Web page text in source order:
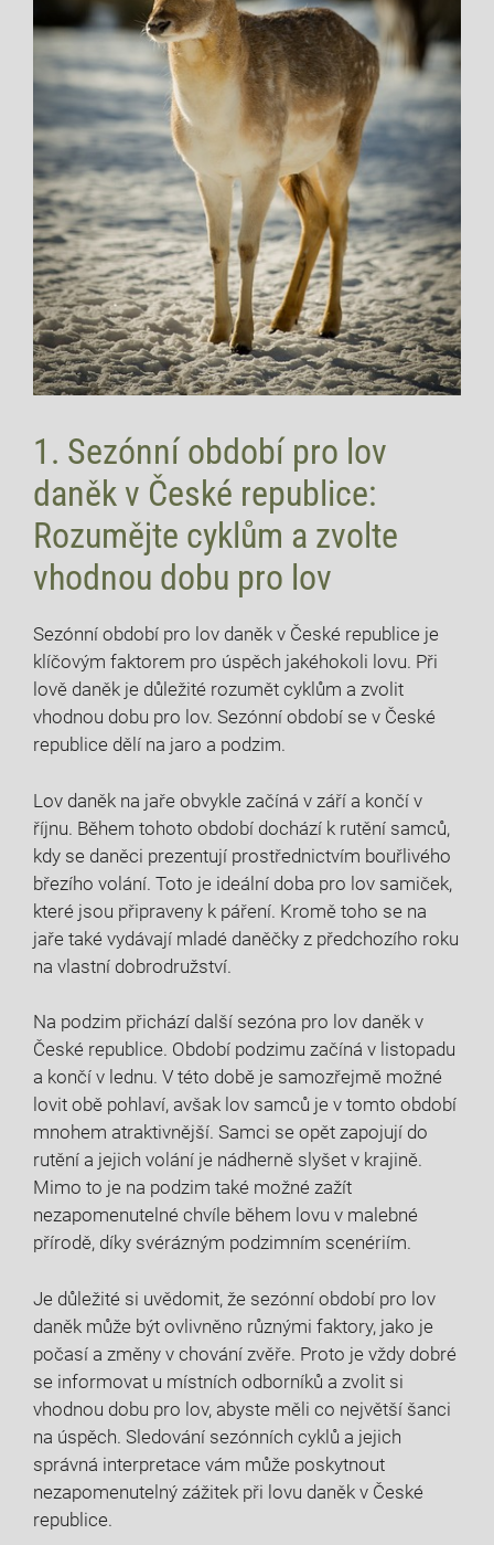
1. Sezónní období pro lov
daněk v České republice:
Rozumějte cyklům a zvolte
⁣vhodnou dobu pro lov
Sezónní období pro lov ⁤daněk v České republice je
klíčovým faktorem pro úspěch jakéhokoli lovu. Při
lově daněk ​je důležité rozumět cyklům a zvolit
vhodnou dobu pro lov. Sezónní období se v České
‌republice dělí na jaro a podzim.
Lov daněk na jaře obvykle začíná⁣ v ​září a končí ⁤v
říjnu. Během tohoto období dochází k rutění⁤ samců,
kdy⁣ se daněci⁢ prezentují prostřednictvím bouřlivého‌
březího volání. Toto‌ je ideální doba pro lov samiček, ​
které jsou připraveny k páření. Kromě toho se na
jaře také ⁤vydávají mladé daněčky z předchozího⁢ roku⁣
na vlastní dobrodružství.
Na podzim přichází ‍další⁣ sezóna pro lov daněk v
České republice. Období‌ podzimu začíná v listopadu
a končí ‌v lednu. V této době‌ je samozřejmě možné
‍lovit obě pohlaví, avšak lov samců je v⁣ tomto období
⁢mnohem atraktivnější. Samci se opět‍ zapojují ⁤do
rutění a jejich volání⁣ je nádherně ​slyšet ⁤v krajině.
Mimo to⁤ je na podzim také možné zažít
⁢nezapomenutelné​ chvíle během lovu v malebné
přírodě,‍ díky svérázným ​podzimním scenériím.
Je ‌důležité si uvědomit, že sezónní období pro lov
daněk může být⁤ ovlivněno různými faktory, jako je
počasí a změny ⁢v chování zvěře. Proto je vždy dobré
se informovat u místních odborníků ‌a zvolit si
vhodnou⁤ dobu pro lov, abyste měli co‍ největší šanci
na ⁢úspěch. Sledování‍ sezónních cyklů⁤ a jejich
správná interpretace vám může poskytnout
nezapomenutelný zážitek​ při⁢ lovu daněk v České
republice.